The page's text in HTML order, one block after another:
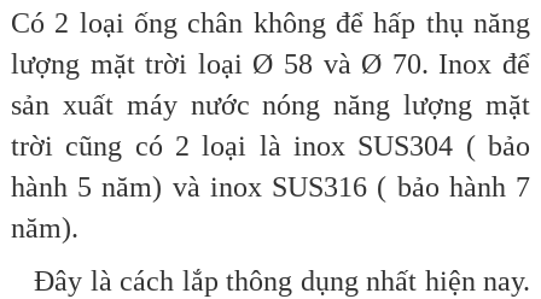
Có 2 loại ống chân không để hấp thụ năng
lượng mặt trời loại Ø 58 và Ø 70. Inox để
sản xuất máy nước nóng năng lượng mặt
trời cũng có 2 loại là inox SUS304 ( bảo
hành 5 năm) và inox SUS316 ( bảo hành 7
năm).
Đây là cách lắp thông dụng nhất hiện nay.